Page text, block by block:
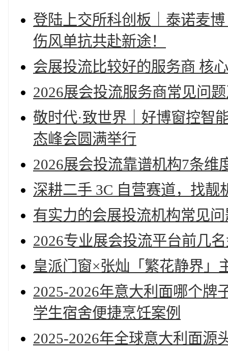
登陆上交所科创板｜泰诺麦
伤风单抗共赴新途！
会展投流比较好的服务商 核
2026展会投流服务商常见问
敬时代·致世界｜好博窗控智
态峰会圆满举行
2026展会投流靠谱机构7条维
深耕二手 3C 自营赛道，找靓
有实力的会展投流机构常见
2026专业展会投流平台前几
皇派门窗×张灿「繁花静界」
2025-2026年意大利面哪个牌
学生宿舍便捷烹饪案例
2025-2026年全球意大利面源